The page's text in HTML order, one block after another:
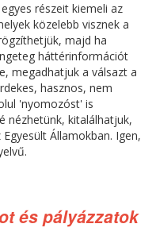
részeit kiemeli az
közelebb visznek a
majd ha
háttérinformációt
megadhatjuk a válsazt a
hasznos, nem
'nyomozóst' is
nézhetünk, kitalálhatjuk,
Államokban. Igen,
és pályázzatok